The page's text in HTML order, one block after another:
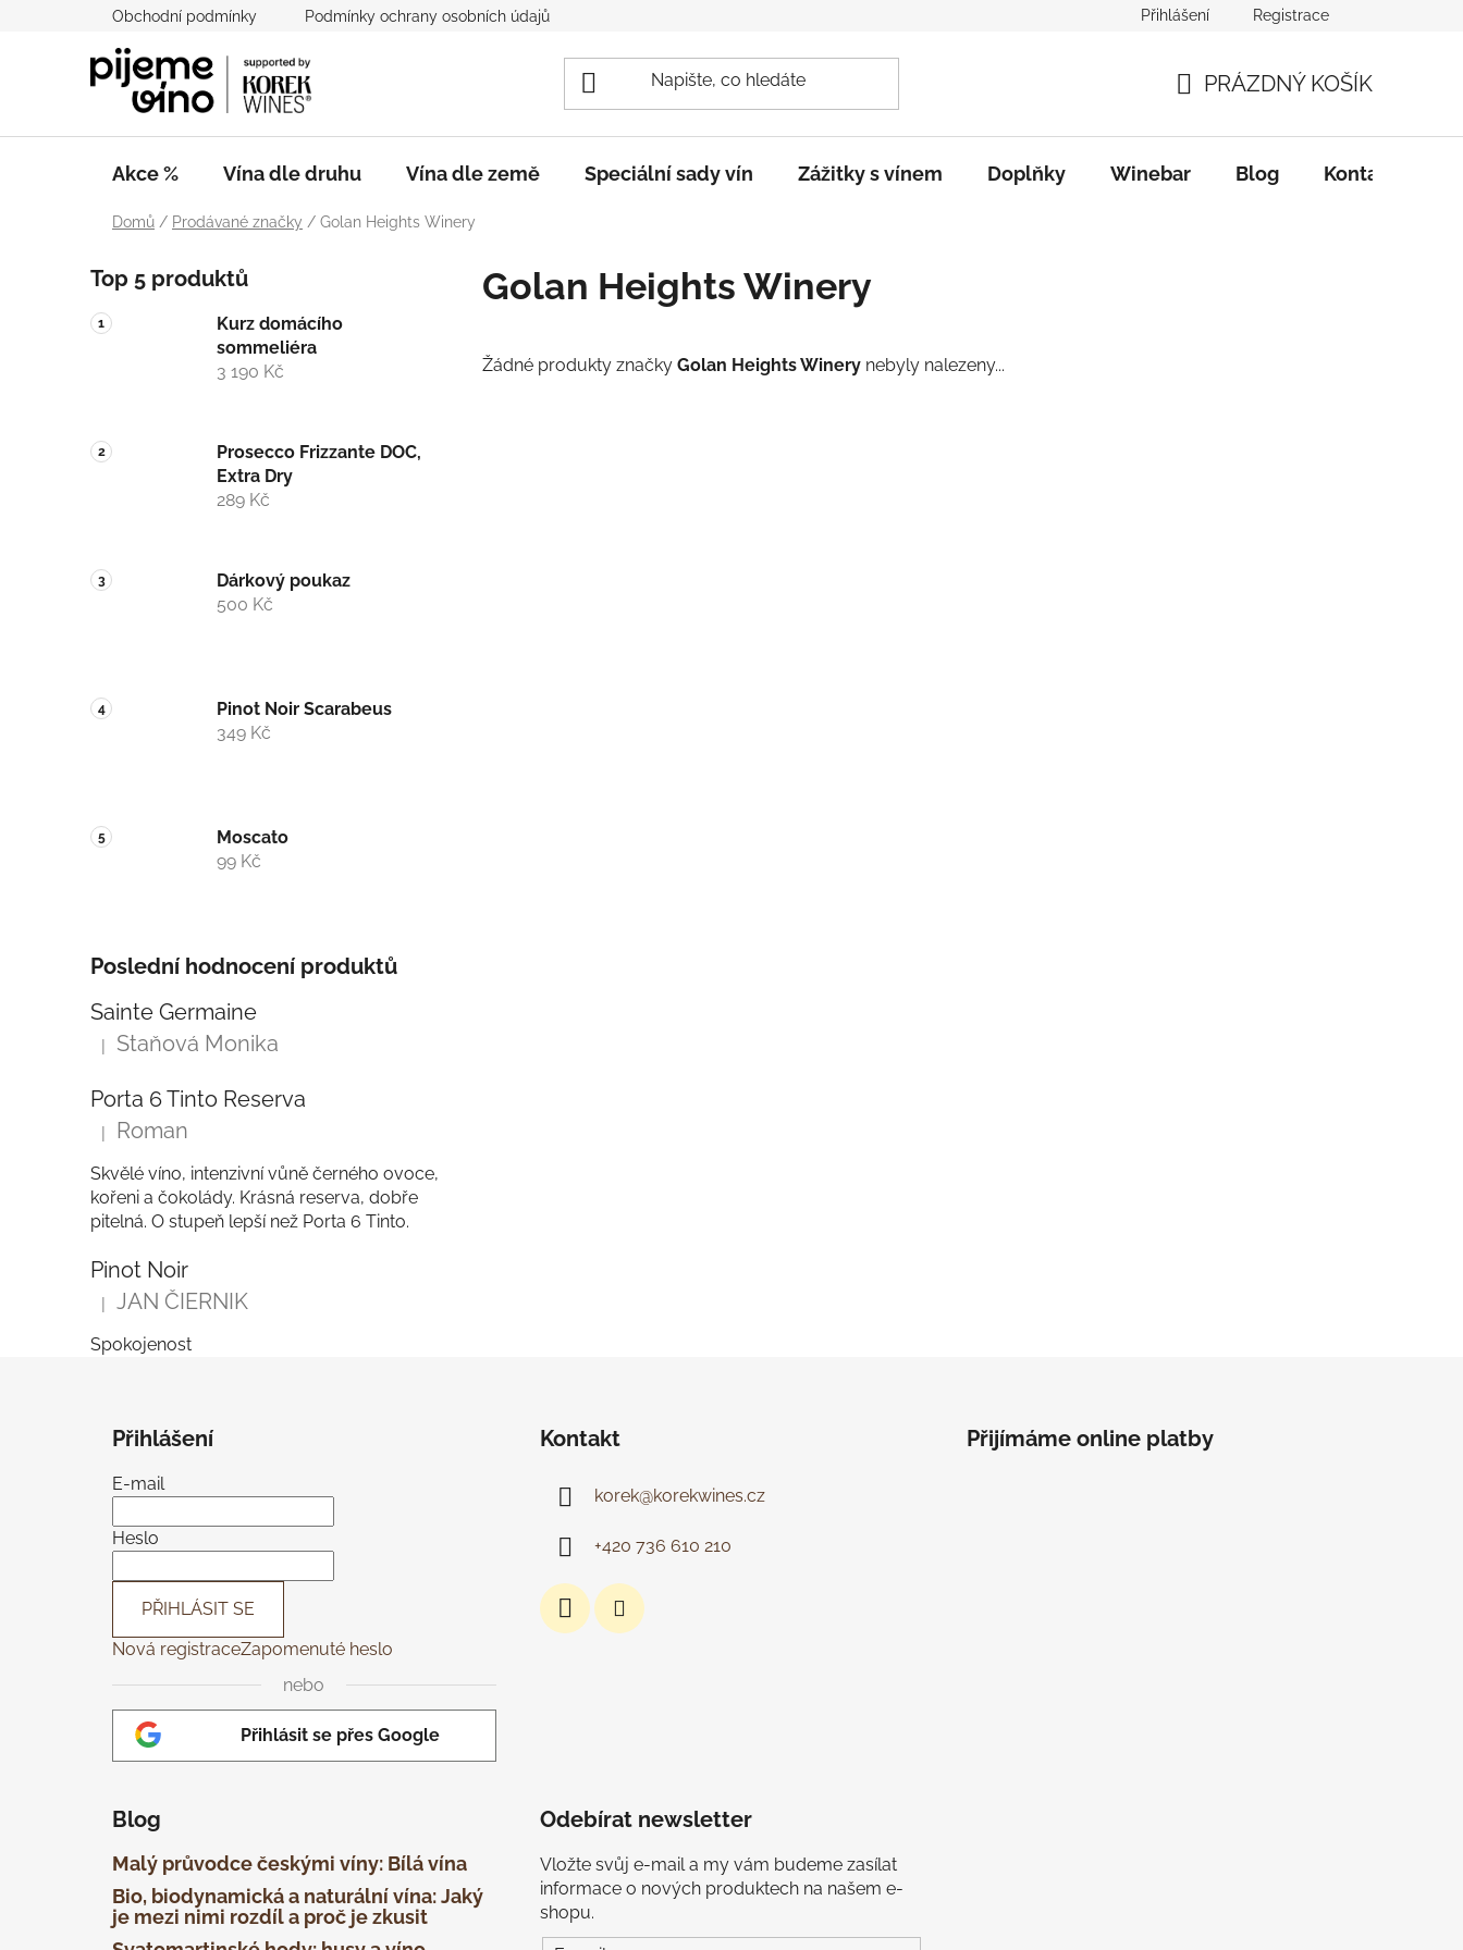
Obchodní podmínky Podmínky ochrany osobních údajů Přihlášení Registrace
KOŠÍK
PRÁZDNÝ KOŠÍK
Akce % Vína dle druhu Vína dle země Speciální sady vín Zážitky s vínem Doplňky Winebar Blog Kontakty
Domů / Prodávané značky / Golan Heights Winery
o
s
t
n
n
e
Top 5 produktů
Kurz domácího
sommeliéra
3 190 Kč
Prosecco Frizzante DOC,
Extra Dry
289 Kč
Dárkový poukaz
500 Kč
Pinot Noir Scarabeus
349 Kč
Moscato
99 Kč
Poslední hodnocení produktů
Sainte Germaine
Hodnocení produktu je 5 z 5 hvězdiček.
Staňová Monika
Porta 6 Tinto Reserva
Hodnocení produktu je 5 z 5 hvězdiček.
Roman
Skvělé víno, intenzivní vůně černého ovoce,
kořeni a čokolády. Krásná reserva, dobře
pitelná. O stupeň lepší než Porta 6 Tinto.
Pinot Noir
Hodnocení produktu je 5 z 5 hvězdiček.
JAN ČIERNIK
Spokojenost
Golan Heights Winery
Žádné produkty značky Golan Heights Winery nebyly nalezeny...
Přihlášení
E-mail
Heslo
PŘIHLÁSIT SE
Nová registraceZapomenuté heslo
nebo
Přihlásit se přes Google
Kontakt
korek@korekwines.cz
+420 736 610 210
Přijímáme online platby
Blog
Malý průvodce českými víny: Bílá vína
Bio, biodynamická a naturální vína: Jaký
je mezi nimi rozdíl a proč je zkusit
Odebírat newsletter
Vložte svůj e-mail a my vám budeme zasílat
informace o nových produktech na našem e-
shopu.